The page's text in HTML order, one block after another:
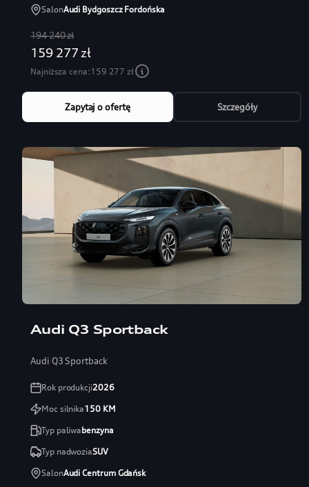
SalonAudi Bydgoszcz Fordońska
194 240 zł
159 277 zł
Najniższa cena:159 277 zł
Zapytaj o ofertę Szczegóły
Audi Q3 Sportback
Audi Q3 Sportback
Rok produkcji2026
Moc silnika150KM
Typ paliwabenzyna
Typ nadwoziaSUV
SalonAudi Centrum Gdańsk